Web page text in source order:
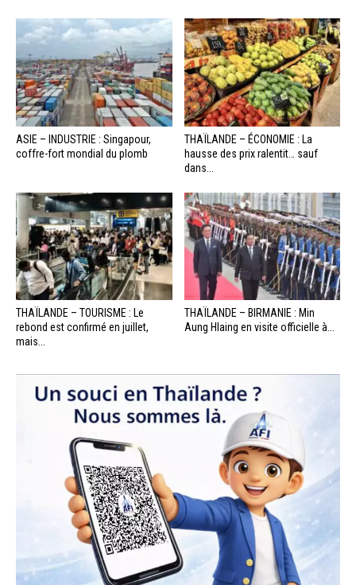
ASIE – INDUSTRIE : Singapour,
coffre-fort mondial du plomb
THAÏLANDE – ÉCONOMIE : La
hausse des prix ralentit… sauf
dans...
THAÏLANDE – TOURISME : Le
rebond est confirmé en juillet,
mais...
THAÏLANDE – BIRMANIE : Min
Aung Hlaing en visite officielle à...